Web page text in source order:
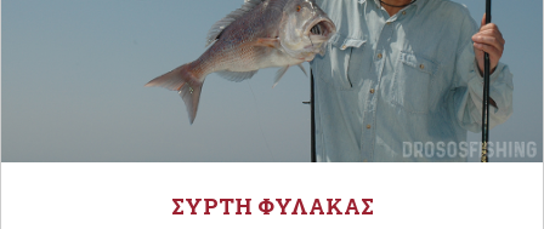
ΣΥΡΤΗ ΦΥΛΑΚΑΣ